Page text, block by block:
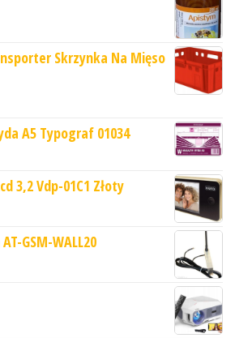
Skrzynka Na Mięso
A5 Typograf 01034
3,2 Vdp-01C1 Złoty
GSM-WALL20